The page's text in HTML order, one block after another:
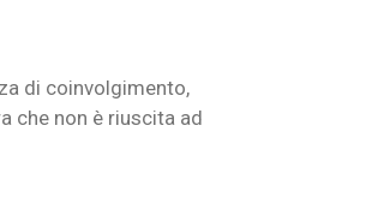
di coinvolgimento,
che non è riuscita ad